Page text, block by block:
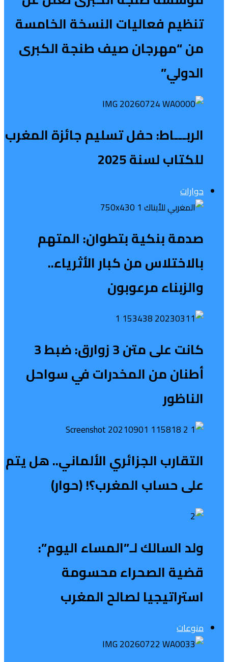
تنظيم فعاليات النسخة الخامسة
من “مهرجان صيف طنجة الكبرى
الدولي”
الربـــاط: حفل تسليم جائزة المغرب
للكتاب لسنة 2025
حوارات
صدمة بنكية بتطوان: المتهم
بالاختلاس من كبار الأثرياء..
والزبناء مرعوبون
كانت على متن 3 زوارق: ضبط 3
أطنان من المخدرات في سواحل
الناظور
التقارب الجزائري الألماني.. هل يتم
على حساب المغرب؟! (حوار)
ولد السالك لـ”المساء اليوم”:
قضية الصحراء محسومة
استراتيجيا لصالح المغرب
منوعات